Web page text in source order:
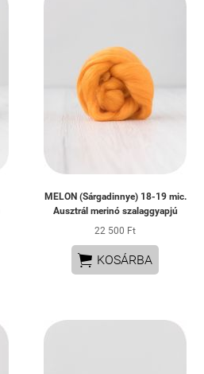
MELON (Sárgadinnye) 18-19 mic.
Ausztrál merinó szalaggyapjú
22 500 Ft
 KOSÁRBA